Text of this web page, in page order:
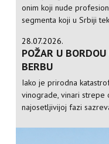
onim koji nude
segmenta koji u Srbiji
28.07.2026.
POŽAR U
BERBU
Iako je prirodna
vinograde, vinari strepe
najosetljivijoj fazi